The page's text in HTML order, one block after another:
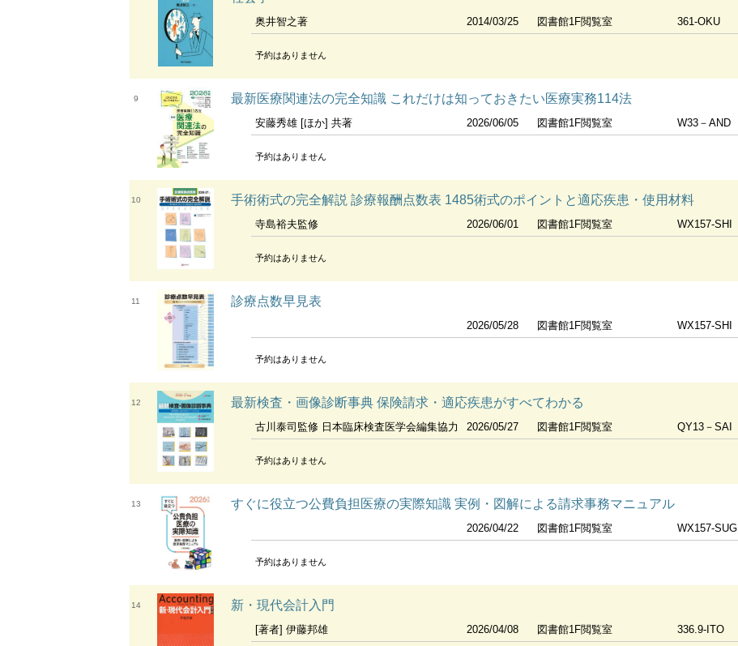
奥井智之著 2014/03/25 図書館1F閲覧室 361-OKU
予約はありません
9 最新医療関連法の完全知識 これだけは知っておきたい医療実務114法
安藤秀雄 [ほか] 共著 2026/06/05 図書館1F閲覧室 W33－AND
予約はありません
10 手術術式の完全解説 診療報酬点数表 1485術式のポイントと適応疾患・使用材料
寺島裕夫監修 2026/06/01 図書館1F閲覧室 WX157-SHI
予約はありません
11 診療点数早見表
2026/05/28 図書館1F閲覧室 WX157-SHI
予約はありません
12 最新検査・画像診断事典 保険請求・適応疾患がすべてわかる
古川泰司監修 日本臨床検査医学会編集協力 2026/05/27 図書館1F閲覧室 QY13－SAI
予約はありません
13 すぐに役立つ公費負担医療の実際知識 実例・図解による請求事務マニュアル
2026/04/22 図書館1F閲覧室 WX157-SUG
予約はありません
14 新・現代会計入門
[著者] 伊藤邦雄 2026/04/08 図書館1F閲覧室 336.9-ITO